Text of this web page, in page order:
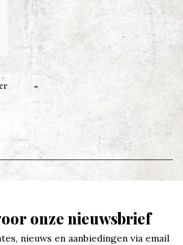
onze nieuwsbrief
nieuws en aanbiedingen via email